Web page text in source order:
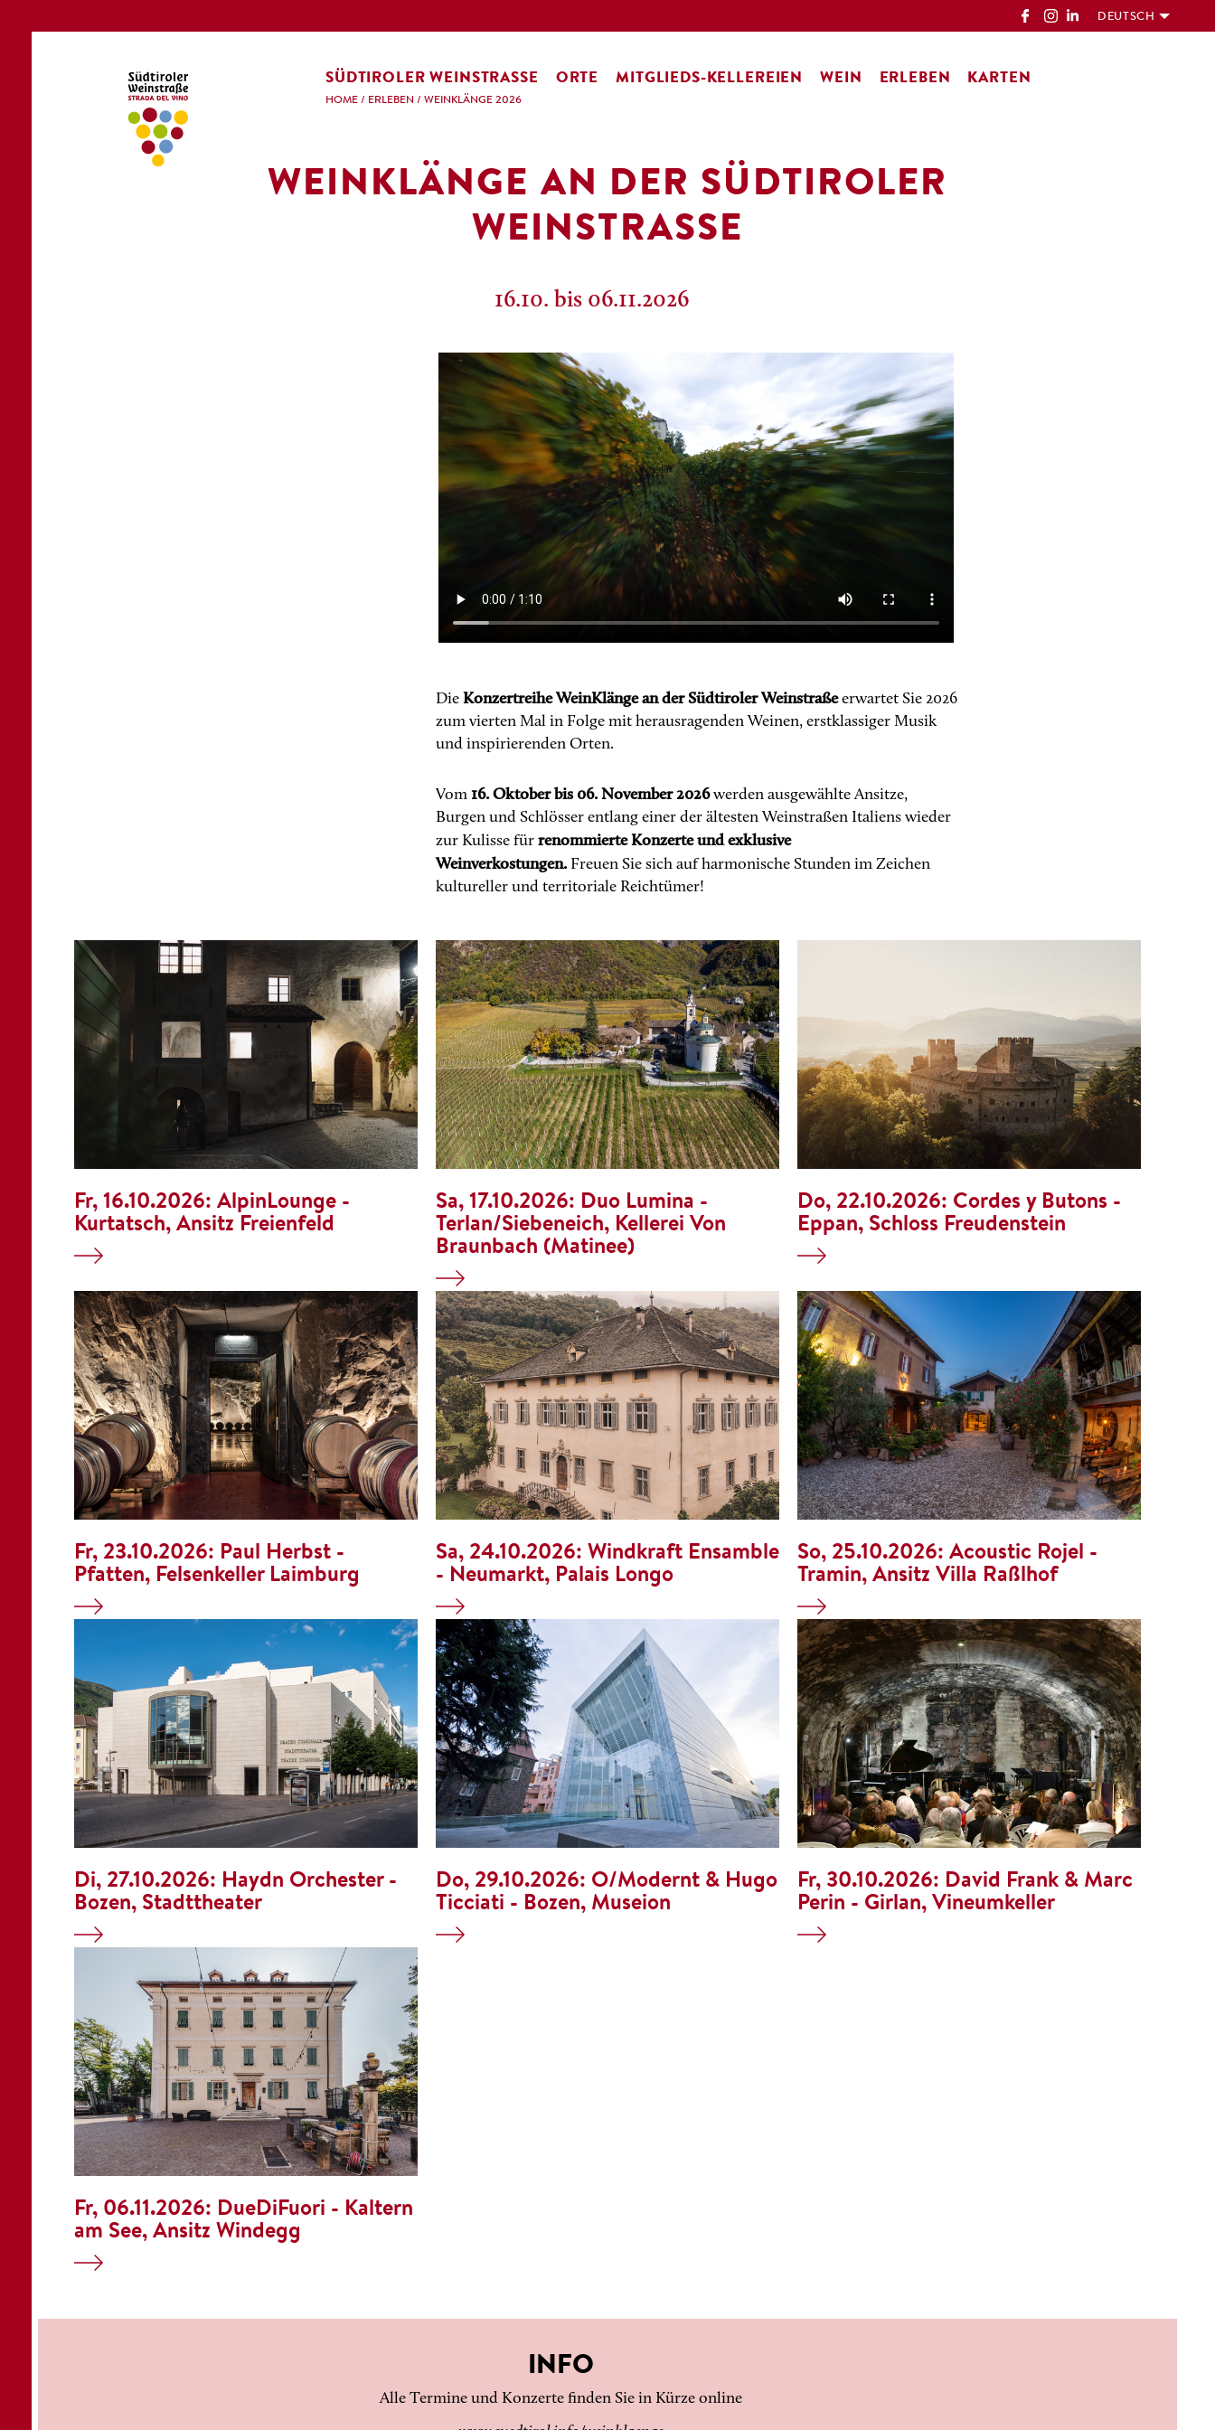
DEUTSCH
SÜDTIROLER WEINSTRASSE ORTE MITGLIEDS-KELLEREIEN WEIN ERLEBEN KARTEN
HOME / ERLEBEN / WEINKLÄNGE 2026
WEINKLÄNGE AN DER SÜDTIROLER
WEINSTRASSE
16.10. bis 06.11.2026
Die Konzertreihe WeinKlänge an der Südtiroler Weinstraßeerwartet Sie 2026
zum vierten Mal in Folge mit herausragenden Weinen, erstklassiger Musik
und inspirierenden Orten.
Vom 16. Oktober bis 06. November 2026werden ausgewählte Ansitze,
Burgen und Schlösser entlang einer der ältesten Weinstraßen Italiens wieder
zur Kulisse für renommierte Konzerte und exklusive
Weinverkostungen.Freuen Sie sich auf harmonische Stunden im Zeichen
kultureller und territoriale Reichtümer!
Fr, 16.10.2026: AlpinLounge -
Kurtatsch, Ansitz Freienfeld
Sa, 17.10.2026: Duo Lumina -
Terlan/Siebeneich, Kellerei Von
Braunbach (Matinee)
Do, 22.10.2026: Cordes y Butons -
Eppan, Schloss Freudenstein
Fr, 23.10.2026: Paul Herbst -
Pfatten, Felsenkeller Laimburg
Sa, 24.10.2026: Windkraft Ensamble
- Neumarkt, Palais Longo
So, 25.10.2026: Acoustic Rojel -
Tramin, Ansitz Villa Raßlhof
Di, 27.10.2026: Haydn Orchester -
Bozen, Stadttheater
Do, 29.10.2026: O/Modernt & Hugo
Ticciati - Bozen, Museion
Fr, 30.10.2026: David Frank & Marc
Perin - Girlan, Vineumkeller
Fr, 06.11.2026: DueDiFuori - Kaltern
am See, Ansitz Windegg
INFO
Alle Termine und Konzerte finden Sie in Kürze online